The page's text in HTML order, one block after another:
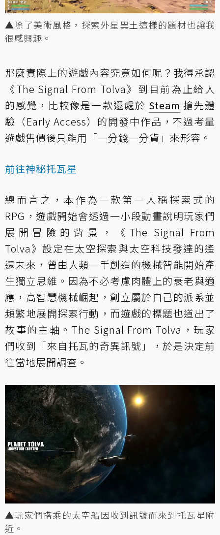
▲除了美術風格，探索外星異土這樣的題材也讓我
很感興趣。
那麼實際上的遊戲內容究竟如何呢？我得承認
《The Signal From Tolva》到目前為止給人
的感覺，比較像是一款還處於 Steam 搶先體
驗（Early Access）的開發中作品，不過考量
遊戲售價後只能用「一分錢一分貨」來形容。
前往神秘托瓦星
總而言之，本作為一款第一人稱探索式的
RPG，遊戲開始會透過一小段動畫說明玩家們
展開冒險的背景，《The Signal From
Tolva》設定在太空探索與太空科技發達的遙
遠未來，曾由人類一手創造的機械智能開始產
生獨立思維。因為不必考慮肉體上的衰老與適
應，高智慧機械崛起，創立屬於自己的派系並
頻繁地展開探索行動，而遊戲的標題也道出了
故事的主軸。The Signal From Tolva，玩家
們收到「來自托瓦的奇異訊號」，於是決定前
往當地展開調查。
▲玩家們搭乘的太空船因收到訊號而來到托瓦星附
近。